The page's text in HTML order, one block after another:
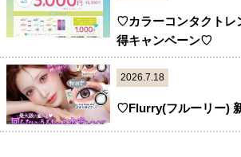
♡カラーコンタクトレ
得キャンペーン♡
2026.7.18
♡Flurry(フルーリー)